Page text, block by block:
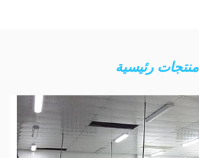
منتجات رئيسية